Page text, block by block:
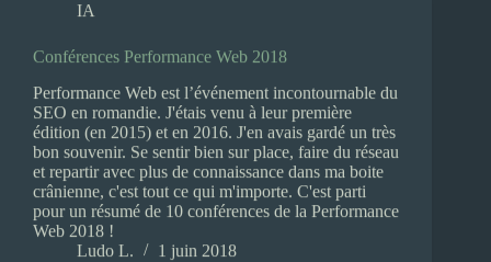
IA
Conférences Performance Web 2018
Performance Web est l’événement incontournable du
SEO en romandie. J'étais venu à leur première
édition (en 2015) et en 2016. J'en avais gardé un très
bon souvenir. Se sentir bien sur place, faire du réseau
et repartir avec plus de connaissance dans ma boite
crânienne, c'est tout ce qui m'importe. C'est parti
pour un résumé de 10 conférences de la Performance
Web 2018 !
Ludo L.
1 juin 2018